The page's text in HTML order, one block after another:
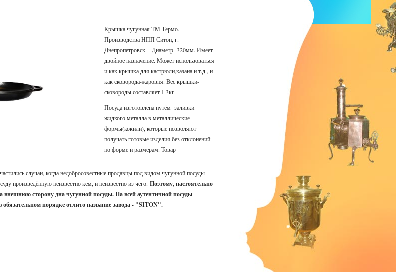
Крышка чугунная ТМ Термо.
Производства НПП Ситон, г.
Днепропетровск. Диаметр -320мм. Имеет
двойное назначение. Может использоваться
и как крышка для кастрюли,казана и т.д., и
как сковорода-жаровня. Вес крышки-
сковороды составляет 1.3кг.
Посуда изготовлена путём заливки
жидкого металла в металлические
формы(кокили), которые позволяют
получать готовые изделия без отклонений
по форме и размерам. Товар
случаи, когда недобросовестные продавцы под видом чугунной посуды
произведённую неизвестно кем, и неизвестно из чего. Поэтому, настоятельно
внешнюю сторону дна чугунной посуды. На всей аутентичной посуды
обязательном порядке отлито название завода - "SITON".